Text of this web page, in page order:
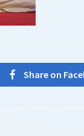
Share on